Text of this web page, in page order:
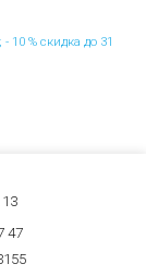
10 % скидка до 31
47